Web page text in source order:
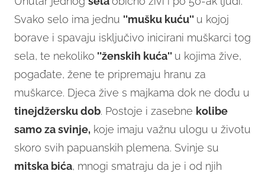
Svako selo ima jednu ''mušku kuću'' u kojoj
borave i spavaju isključivo inicirani muškarci tog
sela, te nekoliko ''ženskih kuća'' u kojima žive,
pogađate, žene te pripremaju hranu za
muškarce. Djeca žive s majkama dok ne dođu u
tinejdžerskudob. Postoje i zasebne kolibe
samo za svinje, koje imaju važnu ulogu u životu
skoro svih papuanskih plemena. Svinje su
mitska bića, mnogi smatraju da je i od njih